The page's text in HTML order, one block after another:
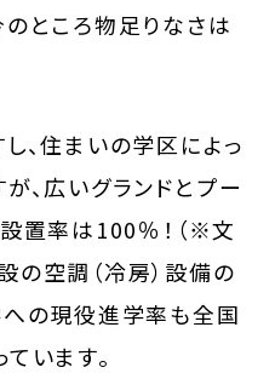
ところ物足りなさは
、住まいの学区によっ
、広いグランドとプー
置率は100％！（※文
空調（冷房）設備の
の現役進学率も全国
います。